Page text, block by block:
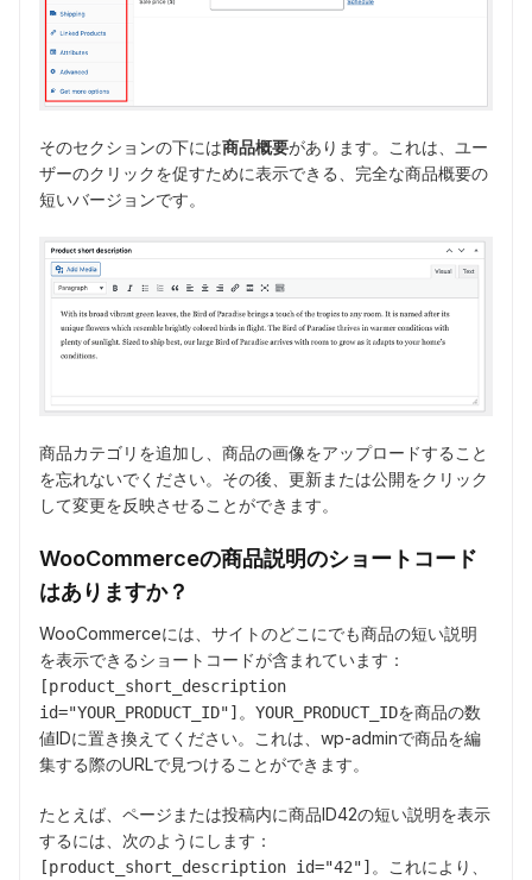
そのセクションの下には商品概要があります。これは、ユー
ザーのクリックを促すために表示できる、完全な商品概要の
短いバージョンです。
商品カテゴリを追加し、商品の画像をアップロードすること
を忘れないでください。その後、更新または公開をクリック
して変更を反映させることができます。
WooCommerceの商品説明のショートコード
はありますか？
WooCommerceには、サイトのどこにでも商品の短い説明
を表示できるショートコードが含まれています：
[product_short_description
id="YOUR_PRODUCT_ID"] 。 YOUR_PRODUCT_IDを商品の数
値IDに置き換えてください。これは、wp-adminで商品を編
集する際のURLで見つけることができます。
たとえば、ページまたは投稿内に商品ID42の短い説明を表示
するには、次のようにします：
[product_short_description id="42"] 。これにより、